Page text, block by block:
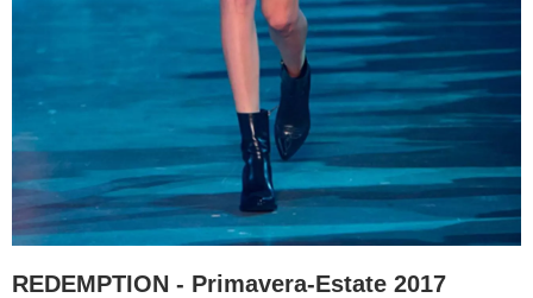
REDEMPTION - Primavera-Estate 2017